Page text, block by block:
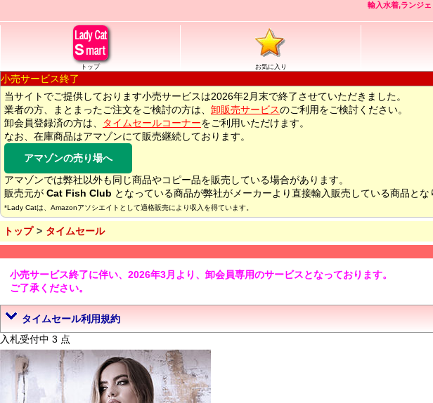
輸入水着,ランジ
トップ お気に入り
小売サービス終了
当サイトでご提供しております小売サービスは2026年2月末で終了させていただきました。
業者の方、まとまったご注文をご検討の方は、 卸販売サービスのご利用をご検討ください。
卸会員登録済の方は、
タイムセールコーナーをご利用いただけます。
なお、在庫商品はアマゾンにて販売継続しております。
アマゾンの売り場へ
アマゾンでは弊社以外も同じ商品やコピー品を販売している場合があります。
販売元が Cat Fish Club となっている商品が弊社がメーカーより直接輸入販売している商品とな
*Lady Catは、Amazonアソシエイトとして適格販売により収入を得ています。
トップ
タイムセール
小売サービス終了に伴い、2026年3月より、卸会員専用のサービスとなっております。
ご了承ください。
タイムセール利用規約
入札受付中 3 点